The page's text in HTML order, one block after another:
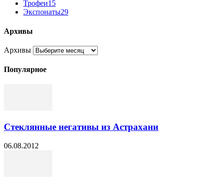
Трофеи15
Экспонаты29
Архивы
Архивы
Популярное
Стеклянные негативы из Астрахани
06.08.2012